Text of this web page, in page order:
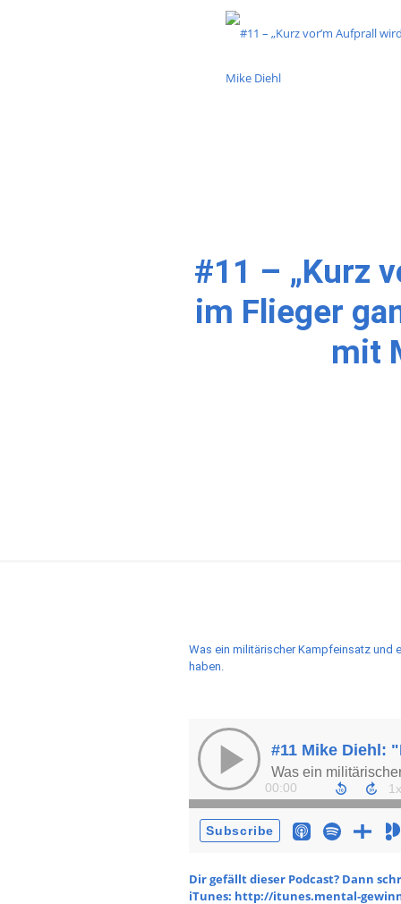
#11 – „Kurz
im Flieger
mit
Was ein militärischer Kampfeinsatz und
haben.
Dir gefällt dieser Podcast? Dann
iTunes: http://itunes.mental-